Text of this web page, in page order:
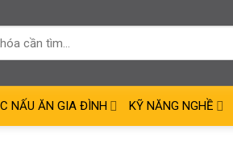
NẤU ĂN GIA ĐÌNH KỸ NĂNG NGHỀ